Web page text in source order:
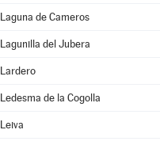
Laguna de Cameros
Lagunilla del Jubera
Lardero
Ledesma de la Cogolla
Leiva